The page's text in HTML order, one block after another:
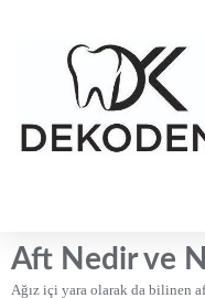
Aft Nedir ve
Ağız içi yara olarak da bilinen